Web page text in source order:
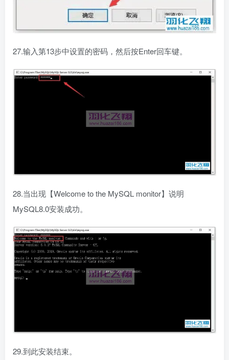
27.输入第13步中设置的密码，然后按Enter回车键。
28.当出现【Welcome to the MySQL monitor】说明
MySQL8.0安装成功。
29.到此安装结束。